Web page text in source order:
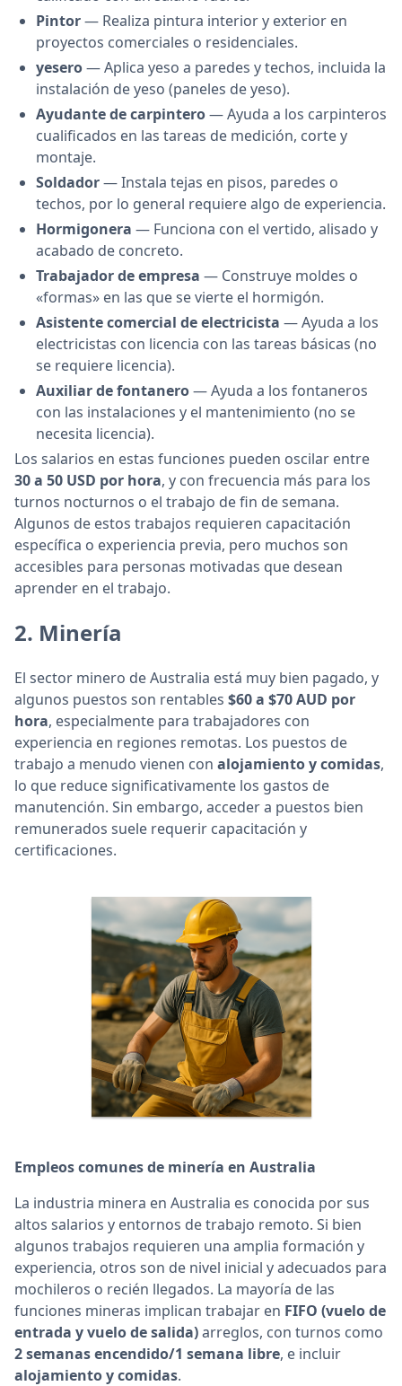
Pintor— Realiza pintura interior y exterior en
proyectos comerciales o residenciales.
yesero— Aplica yeso a paredes y techos, incluida la
instalación de yeso (paneles de yeso).
Ayudante de carpintero— Ayuda a los carpinteros
cualificados en las tareas de medición, corte y
montaje.
Soldador— Instala tejas en pisos, paredes o
techos, por lo general requiere algo de experiencia.
Hormigonera — Funciona con el vertido, alisado y
acabado de concreto.
Trabajador de empresa — Construye moldes o
«formas» en las que se vierte el hormigón.
Asistente comercial de electricista — Ayuda a los
electricistas con licencia con las tareas básicas (no
se requiere licencia).
Auxiliar de fontanero— Ayuda a los fontaneros
con las instalaciones y el mantenimiento (no se
necesita licencia).
Los salarios en estas funciones pueden oscilar entre
30 a 50 USD por hora, y con frecuencia más para los
turnos nocturnos o el trabajo de fin de semana.
Algunos de estos trabajos requieren capacitación
específica o experiencia previa, pero muchos son
accesibles para personas motivadas que desean
aprender en el trabajo.
2. Minería
El sector minero de Australia está muy bien pagado, y
algunos puestos son rentables $60 a $70 AUD por
hora, especialmente para trabajadores con
experiencia en regiones remotas. Los puestos de
trabajo a menudo vienen con alojamiento y comidas,
lo que reduce significativamente los gastos de
manutención. Sin embargo, acceder a puestos bien
remunerados suele requerir capacitación y
certificaciones.
Empleos comunes de minería en Australia
La industria minera en Australia es conocida por sus
altos salarios y entornos de trabajo remoto. Si bien
algunos trabajos requieren una amplia formación y
experiencia, otros son de nivel inicial y adecuados para
mochileros o recién llegados. La mayoría de las
funciones mineras implican trabajar en FIFO (vuelo de
entrada y vuelo de salida)arreglos, con turnos como
2 semanas encendido/1 semana libre, e incluir
alojamiento y comidas.